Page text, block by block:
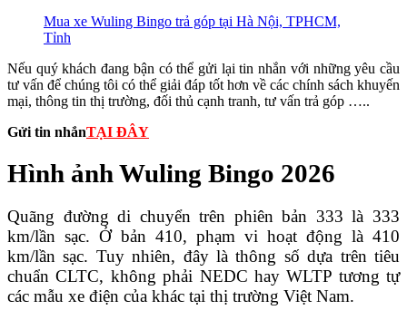
Mua xe Wuling Bingo trả góp tại Hà Nội, TPHCM,
Tỉnh
Nếu quý khách đang bận có thể gửi lại tin nhắn với những yêu cầu
tư vấn để chúng tôi có thể giải đáp tốt hơn về các chính sách khuyến
mại, thông tin thị trường, đối thủ cạnh tranh, tư vấn trả góp …..
Gửi tin nhắnTẠI ĐÂY
Hình ảnh Wuling Bingo 2026
Quãng đường di chuyển trên phiên bản 333 là 333
km/lần sạc. Ở bản 410, phạm vi hoạt động là 410
km/lần sạc. Tuy nhiên, đây là thông số dựa trên tiêu
chuẩn CLTC, không phải NEDC hay WLTP tương tự
các mẫu xe điện của khác tại thị trường Việt Nam.